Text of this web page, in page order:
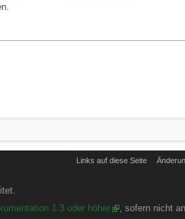
Links auf diese Seite
1.3 oder höher , sofern nicht